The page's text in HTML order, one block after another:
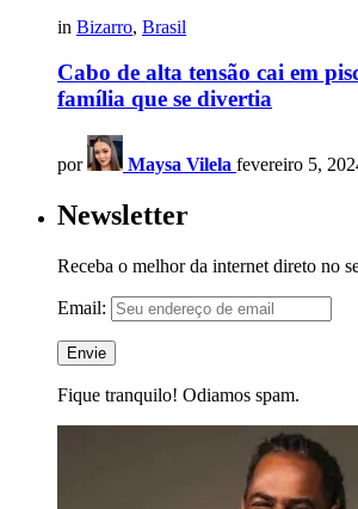
in Bizarro, Brasil
Cabo de alta tensão cai em
família que se divertia
por Maysa Vilela fevereiro 5,
Newsletter
Receba o melhor da internet direto no
Email:
Fique tranquilo! Odiamos spam.